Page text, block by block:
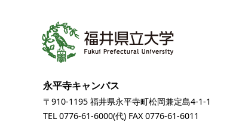
永平寺キャンパス
〒910-1195 福井県永平寺町松岡兼定島4-1-1
TEL 0776-61-6000(代) FAX 0776-61-6011